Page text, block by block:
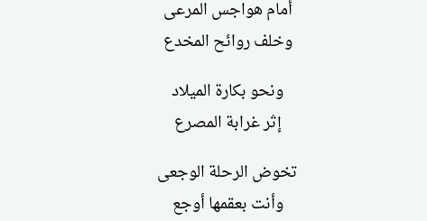
أمام هواجس المرعى
وخلف روائح المخدع
ونحو بكارة الميلاد
إثر غرابة المصرع
تخوض الرحلة الوجعى
وأنت بعقمها أوجع